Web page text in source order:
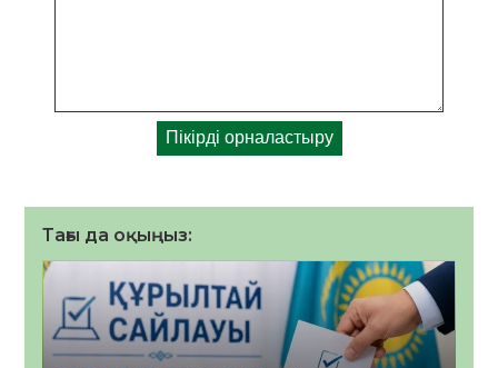
Тағы да оқыңыз: